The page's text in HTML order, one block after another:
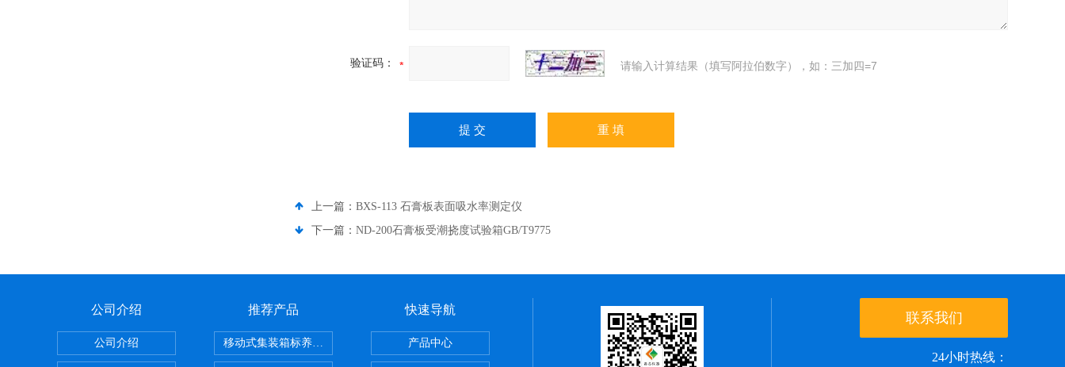
验证码： 请输入计算结果（填写阿拉伯数字），如：三加四=7
上一篇： BXS-113 石膏板表面吸水率测定仪
下一篇： ND-200石膏板受潮挠度试验箱GB/T9775
公司介绍
公司介绍
推荐产品
移动式集装箱标养室 养护室设备
快速导航
产品中心
联系我们
24小时热线：